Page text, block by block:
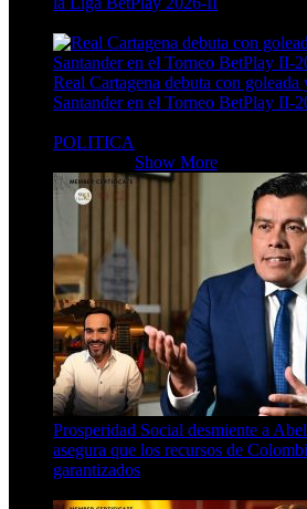
Real Cartagena debuta con goleada
Santander en el Torneo BetPlay II-
POLITICA
Show More
Prosperidad Social desmiente a
asegura que los recursos de
garantizados